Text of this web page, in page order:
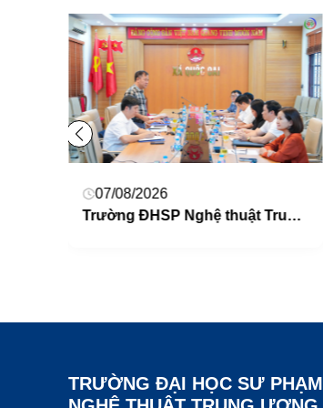
07/08/2026
Trường ĐHSP Nghệ thuật Trung ương đề xuất mở rộng cơ sở mới khoảng 25ha tại xã Quốc Oai – Thành phố Hà Nội.
TRƯỜNG ĐẠI HỌC SƯ PHẠM